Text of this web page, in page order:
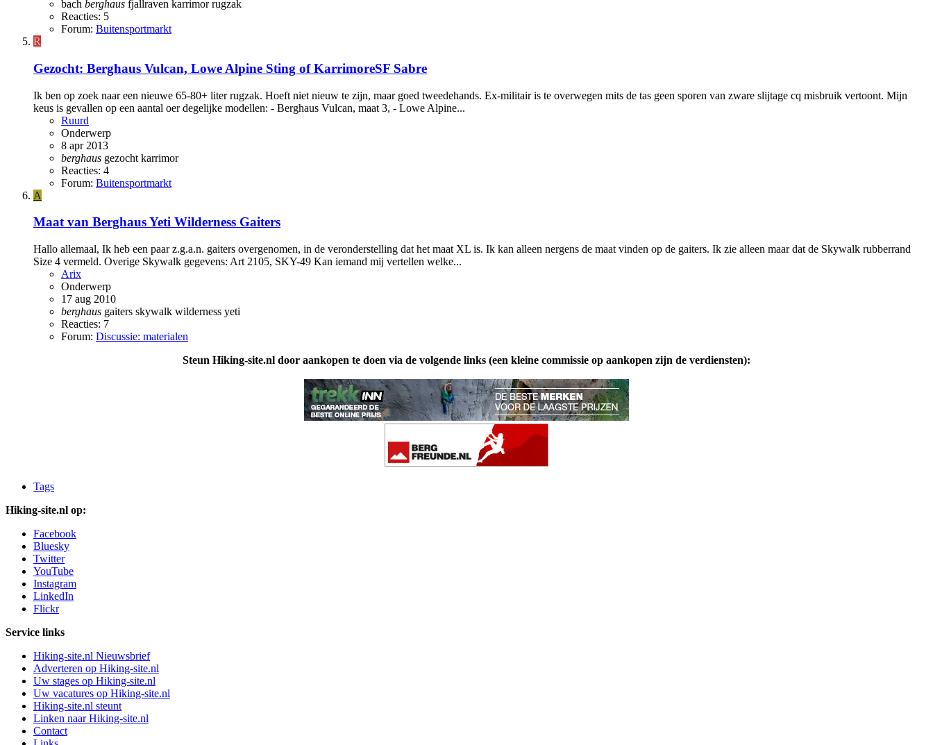
bach berghaus fjallraven karrimorrugzak
Reacties: 5
Forum: Buitensportmarkt
R
Gezocht: Berghaus Vulcan, Lowe Alpine Sting of KarrimoreSF Sabre
Ik ben op zoek naar een nieuwe 65-80+ liter rugzak. Hoeft niet nieuw te zijn, maar goed tweedehands. Ex-militair is te overwegen mits de tas geen sporen van zware slijtage cq misbruik vertoont. Mijn
keus is gevallen op een aantal oer degelijke modellen: - Berghaus Vulcan, maat 3, - Lowe Alpine...
Ruurd
Onderwerp
8 apr 2013
berghaus gezocht karrimor
Reacties: 4
Forum: Buitensportmarkt
A
Maat van Berghaus Yeti Wilderness Gaiters
Hallo allemaal, Ik heb een paar z.g.a.n. gaiters overgenomen, in de veronderstelling dat het maat XL is. Ik kan alleen nergens de maat vinden op de gaiters. Ik zie alleen maar dat de Skywalk rubberrand
Size 4 vermeld. Overige Skywalk gegevens: Art 2105, SKY-49 Kan iemand mij vertellen welke...
Arix
Onderwerp
17 aug 2010
berghaus gaiters skywalk wilderness yeti
Reacties: 7
Forum: Discussie: materialen
Steun Hiking-site.nl door aankopen te doen via de volgende links (een kleine commissie op aankopen zijn de verdiensten):
Tags
Hiking-site.nl op:
Facebook
Bluesky
Twitter
YouTube
Instagram
LinkedIn
Flickr
Service links
Hiking-site.nl Nieuwsbrief
Adverteren op Hiking-site.nl
Uw stages op Hiking-site.nl
Uw vacatures op Hiking-site.nl
Hiking-site.nl steunt
Linken naar Hiking-site.nl
Contact